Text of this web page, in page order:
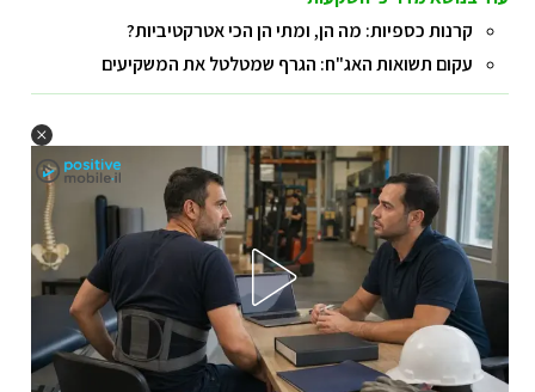
קרנות כספיות: מה הן, ומתי הן הכי אטרקטיביות?
עקום תשואות האג"ח: הגרף שמטלטל את המשקיעים